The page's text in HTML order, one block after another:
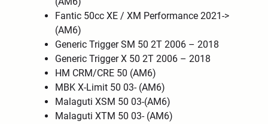
Fantic 50cc XE / XM Performance 2021->
(AM6)
Generic Trigger SM 50 2T 2006 – 2018
Generic Trigger X 50 2T 2006 – 2018
HM CRM/CRE 50 (AM6)
MBK X-Limit 50 03- (AM6)
Malaguti XSM 50 03-(AM6)
Malaguti XTM 50 03- (AM6)